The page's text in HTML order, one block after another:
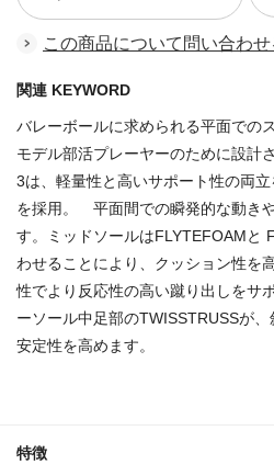
この商品について問い合わせ
関連 KEYWORD
バレーボールに求められる平面での
モデル部活プレーヤーのために設計
3は、軽量性と高いサポート性の両
を採用。 平面間での瞬発的な動き
す。ミッドソールはFLYTEFOAMと
わせることにより、クッション性を
性でより反応性の高い蹴り出しをサ
ーソール中足部のTWISSTRUSSが
安定性を高めます。
特徴